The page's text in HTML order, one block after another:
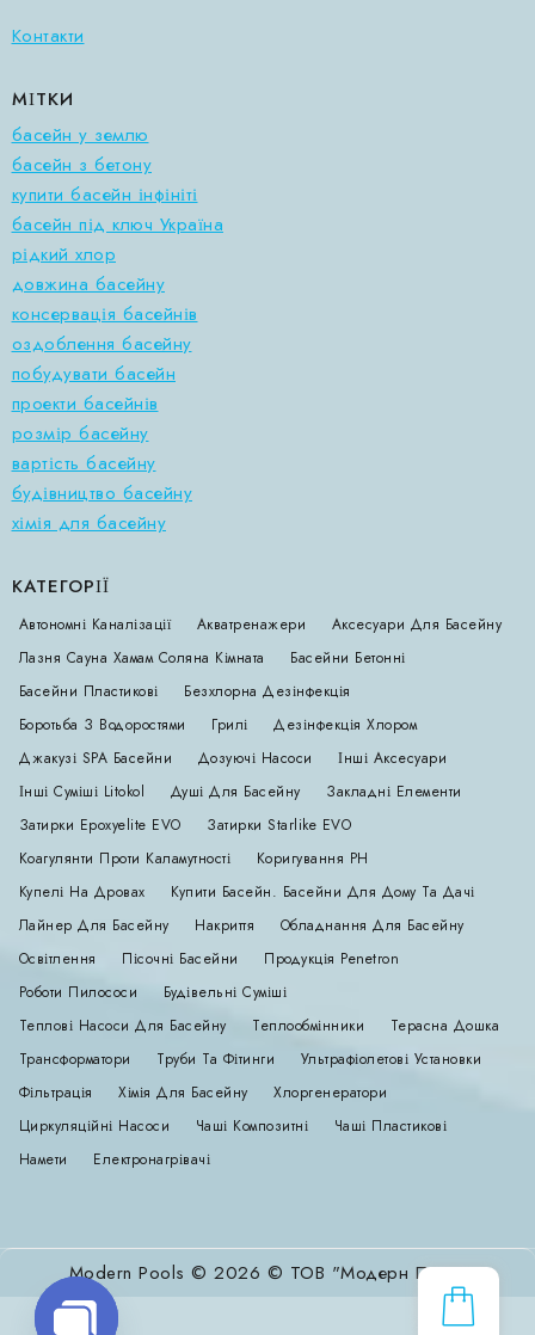
Контакти
МІТКИ
басейн у землю
басейн з бетону
купити басейн інфініті
басейн під ключ Україна
рідкий хлор
довжина басейну
консервація басейнів
оздоблення басейну
побудувати басейн
проекти басейнів
розмір басейну
вартість басейну
будівництво басейну
хімія для басейну
КАТЕГОРІЇ
Автономні Каналізації Акватренажери
Аксесуари Для Басейну
Лазня Сауна Хамам Соляна Кімната
Басейни Бетонні
Басейни Пластикові
Безхлорна Дезінфекція
Боротьба З Водоростями
Грилі
Дезінфекція Хлором
Джакузі SPA Басейни
Дозуючі Насоси
Інші Аксесуари
Інші Суміші Litokol
Душі Для Басейну
Закладні Елементи
Затирки Epoxyelite EVO
Затирки Starlike EVO
Коагулянти Проти Каламутності
Коригування РН
Купелі На Дровах
Купити Басейн. Басейни Для Дому Та Дачі
Лайнер Для Басейну
Накриття
Обладнання Для Басейну
Освітлення
Пісочні Басейни
Продукція Penetron
Роботи Пилососи
Будівельні Суміші
Теплові Насоси Для Басейну
Теплообмінники
Терасна Дошка
Трансформатори
Труби Та Фітинги
Ультрафіолетові Установки
Фільтрація
Хімія Для Басейну
Хлоргенератори
Циркуляційні Насоси
Чаші Композитні
Чаші Пластикові
Намети
Електронагрівачі
Modern Pools © 2026 © ТОВ "Модерн Пулс"